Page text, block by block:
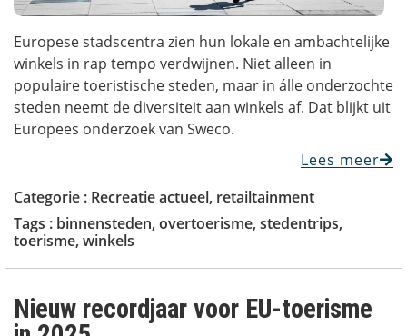
Europese stadscentra zien hun lokale en ambachtelijke
winkels in rap tempo verdwijnen. Niet alleen in
populaire toeristische steden, maar in álle onderzochte
steden neemt de diversiteit aan winkels af. Dat blijkt uit
Europees onderzoek van Sweco.
Lees meer
Categorie : Recreatie actueel, retailtainment
Tags : binnensteden, overtoerisme, stedentrips,
toerisme, winkels
Nieuw recordjaar voor EU-toerisme